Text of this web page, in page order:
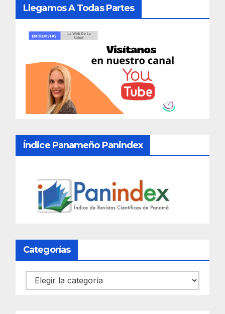
Llegamos A Todas Partes
Índice Panameño Panindex
Categorías
Categorías